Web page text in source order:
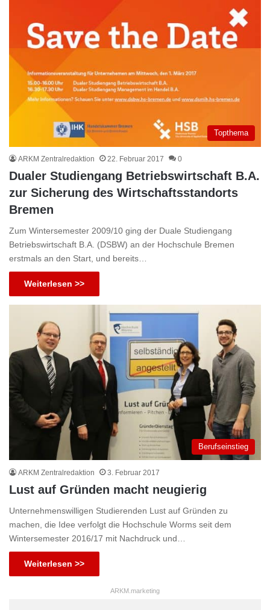
Topthema
ARKM Zentralredaktion 22. Februar 2017 0
Dualer Studiengang Betriebswirtschaft B.A.
zur Sicherung des Wirtschaftsstandorts
Bremen
Zum Wintersemester 2009/10 ging der Duale Studiengang
Betriebswirtschaft B.A. (DSBW) an der Hochschule Bremen
erstmals an den Start, und bereits…
Weiterlesen >>
Berufseinstieg
ARKM Zentralredaktion 3. Februar 2017
Lust auf Gründen macht neugierig
Unternehmenswilligen Studierenden Lust auf Gründen zu
machen, die Idee verfolgt die Hochschule Worms seit dem
Wintersemester 2016/17 mit Nachdruck und…
Weiterlesen >>
ARKM.marketing